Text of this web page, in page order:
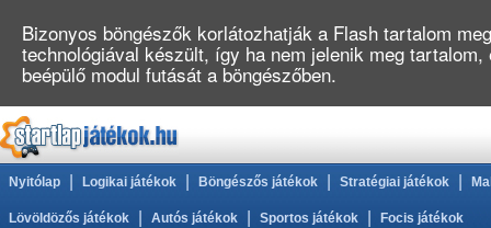
Nyitólap Logikai játékok Böngészős játékok Stratégiai játékok
Lövöldözős játékok Autós játékok Sportos játékok Focis játékok
Bizonyos böngészők korlátozhatják a Flash tartalom
technológiával készült, így ha nem jelenik meg
beépülő modul futását a böngészőben.